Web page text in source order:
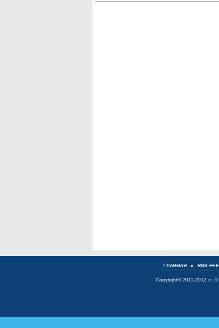
ГЛАВНАЯ RSS
Copyright© 2011-2012 гг. ©